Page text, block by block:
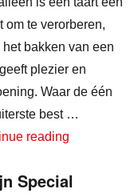
om te verorberen,
het bakken van een
plezier en
Waar de één
best …
reading
Special